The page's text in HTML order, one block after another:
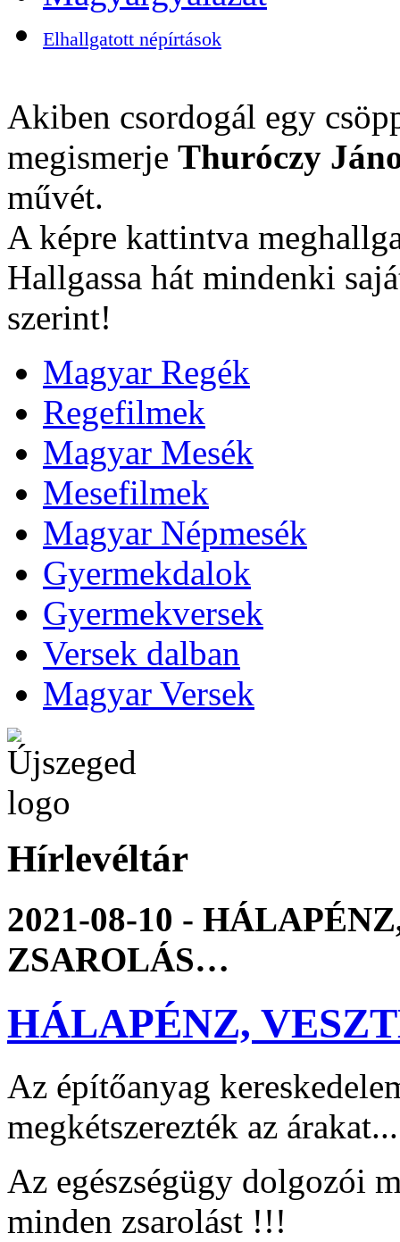
Elhallgatott népírtások
Akiben csordogál egy
megismerje Thuróczy
művét.
A képre kattintva
Hallgassa hát mindenki
szerint!
Magyar Regék
Regefilmek
Magyar Mesék
Mesefilmek
Magyar Népmesék
Gyermekdalok
Gyermekversek
Versek dalban
Magyar Versek
Hírlevéltár
2021-08-10 -
ZSAROLÁS…
HÁLAPÉNZ,
Az építőanyag
megkétszerezték az árakat...
Az egészségügy dolgozói
minden zsarolást !!!